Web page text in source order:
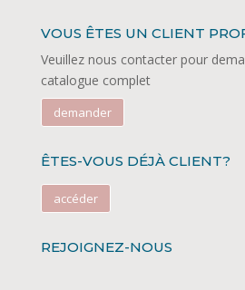
VOUS ÊTES UN CLIENT
Veuillez nous contacter pour
catalogue complet
demander
ÊTES-VOUS DÉJÀ CLIENT?
accéder
REJOIGNEZ-NOUS